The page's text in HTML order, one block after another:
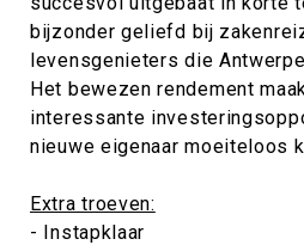
bijzonder geliefd bij
levensgenieters die
Het bewezen rendement
interessante
nieuwe eigenaar moeiteloos
Extra troeven:
- Instapklaar